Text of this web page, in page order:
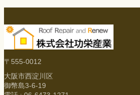
〒555-0012
大阪市西淀川区
御幣島3-6-19